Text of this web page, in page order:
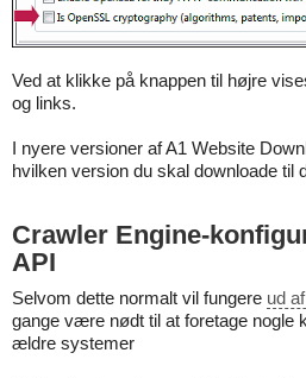
Ved at klikke på knappen til højre
og links.
I nyere versioner af A1 Website
hvilken version du skal downloade til
Crawler Engine-
API
Selvom dette normalt vil fungere ud
gange være nødt til at foretage nogle
ældre systemer